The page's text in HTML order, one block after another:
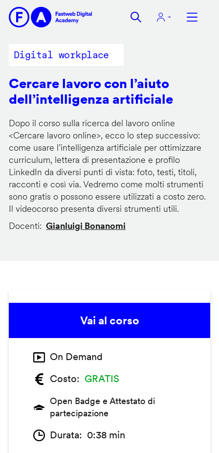
contenuto
Digital workplace
Cercare lavoro con l’aiuto
dell’intelligenza artificiale
Dopo il corso sulla ricerca del lavoro online
<Cercare lavoro online>, ecco lo step successivo:
come usare l’intelligenza artificiale per ottimizzare
curriculum, lettera di presentazione e profilo
LinkedIn da diversi punti di vista: foto, testi, titoli,
racconti e così via. Vedremo come molti strumenti
sono gratis o possono essere utilizzati a costo zero.
Il videocorso presenta diversi strumenti utili.
Docenti
Gianluigi Bonanomi
Vai al corso
On Demand
Costo
GRATIS
Open Badge e Attestato di
partecipazione
Durata 0:38 min